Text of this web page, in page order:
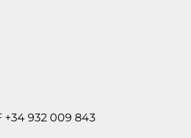
+34 932 009 843